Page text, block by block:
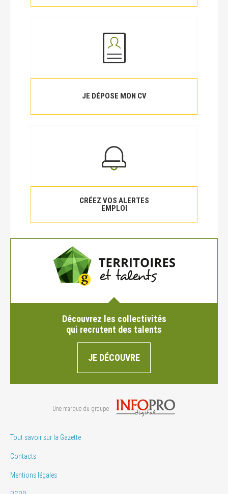
JE DÉPOSE MON CV
CRÉEZ VOS ALERTES
EMPLOI
Découvrez les collectivités
qui recrutent des talents
JE DÉCOUVRE
Une marque du groupe
Tout savoir sur la Gazette
Contacts
Mentions légales